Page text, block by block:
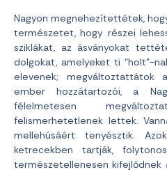
Nagyon megnehezítettétek,
természetet, hogy részei
sziklákat, az ásványokat
dolgokat, amelyeket ti “holt”-
elevenek; megváltoztattátok
ember hozzátartozói, a
félelmetesen
felismerhetetlenek lettek.
mellehúsáért tenyésztik.
ketrecekben tartják,
természetellenesen kifejlődnek